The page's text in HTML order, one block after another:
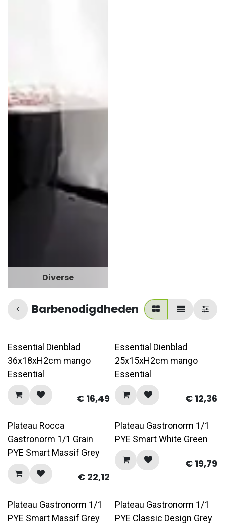
Diverse
Barbenodigdheden
Essential Dienblad
36x18xH2cm mango
Essential
€ 16,49
Essential Dienblad
25x15xH2cm mango
Essential
€ 12,36
Plateau Rocca
Gastronorm 1/1 Grain
PYE Smart Massif Grey
€ 22,12
Plateau Gastronorm 1/1
PYE Smart White Green
€ 19,79
Plateau Gastronorm 1/1
PYE Smart Massif Grey
Plateau Gastronorm 1/1
PYE Classic Design Grey